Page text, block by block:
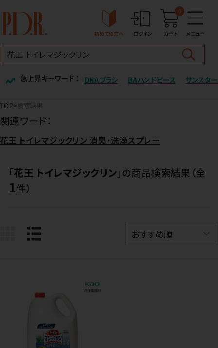
初めての方へ ログイン カート
0
メニュー
急上昇キーワード ： DNAブラシ BAハンドピース サンスター
TOP
関連ワード：
花王 トイレマジックリン 消臭・洗浄スプレー
「花王 トイレマジックリン」の商品検索結果（全
1件）